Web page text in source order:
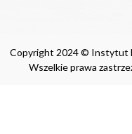
Copyright 2024 © Instytut
Wszelkie prawa